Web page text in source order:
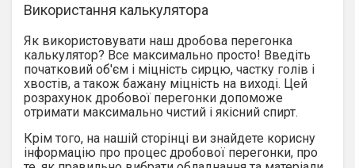
Використання калькулятора
Як використовувати наш дробова перегонка
калькулятор? Все максимально просто! Введіть
початковий об'єм і міцність сирцю, частку голів і
хвостів, а також бажану міцність на виході. Цей
розрахунок дробової перегонки допоможе
отримати максимально чистий і якісний спирт.
Крім того, на нашій сторінці ви знайдете корисну
інформацію про процес дробової перегонки, про